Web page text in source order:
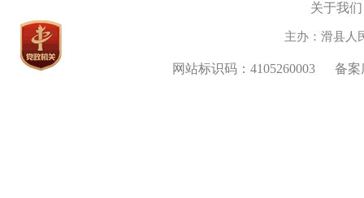
关于我们
主办：滑县人
网站标识码：4105260003 备案